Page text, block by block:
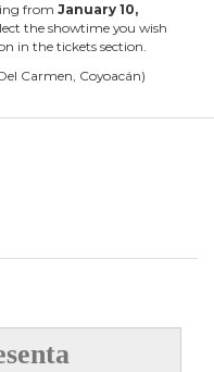
from January 10,
the showtime you wish
in the tickets section.
Carmen, Coyoacán)